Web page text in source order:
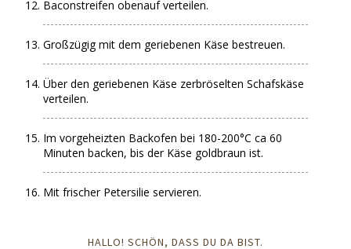
Baconstreifen obenauf verteilen.
Großzügig mit dem geriebenen Käse bestreuen.
Über den geriebenen Käse zerbröselten Schafskäse
verteilen.
Im vorgeheizten Backofen bei 180-200°C ca 60
Minuten backen, bis der Käse goldbraun ist.
Mit frischer Petersilie servieren.
HALLO! SCHÖN, DASS DU DA BIST.